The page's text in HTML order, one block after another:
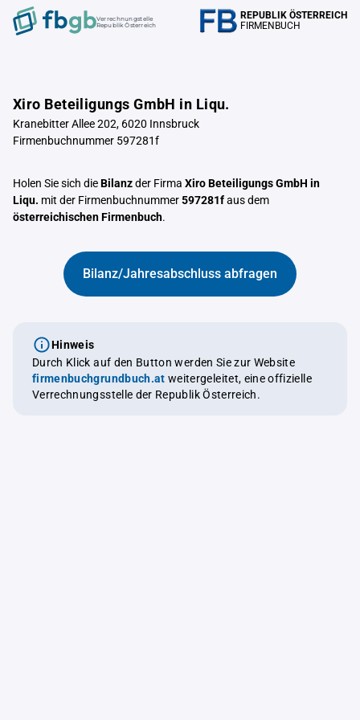
Verrechnungstelle
Republik Österreich
REPUBLIK ÖSTERREICH
FIRMENBUCH
Xiro Beteiligungs GmbH in Liqu.
Kranebitter Allee 202, 6020 Innsbruck
Firmenbuchnummer 597281f
Holen Sie sich dieBilanzder Firma Xiro Beteiligungs GmbH in
Liqu. mit der Firmenbuchnummer597281faus dem
österreichischen Firmenbuch.
Bilanz/Jahresabschluss abfragen
Hinweis
Durch Klick auf den Button werden Sie zur Website
firmenbuchgrundbuch.at weitergeleitet, eine offizielle
Verrechnungsstelle der Republik Österreich.